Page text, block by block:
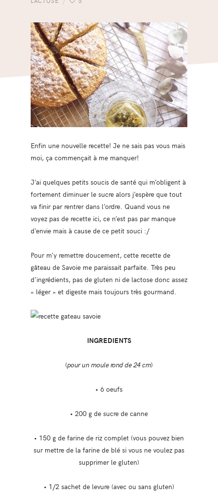
Enfin une nouvelle recette! Je ne sais pas vous mais
moi, ça commençait à me manquer!
J’ai quelques petits soucis de santé qui m’obligent à
fortement diminuer le sucre alors j’espère que tout
va finir par rentrer dans l’ordre. Quand vous ne
voyez pas de recette ici, ce n’est pas par manque
d’envie mais à cause de ce petit souci :/
Pour m’y remettre doucement, cette recette de
gâteau de Savoie me paraissait parfaite. Très peu
d’ingrédients, pas de gluten ni de lactose donc assez
« léger » et digeste mais toujours très gourmand.
INGREDIENTS
(pour un moule rond de 24 cm)
• 6 oeufs
• 200 g de sucre de canne
• 150 g de farine de riz complet (vous pouvez bien
sur mettre de la farine de blé si vous ne voulez pas
supprimer le gluten)
• 1/2 sachet de levure (avec ou sans gluten)